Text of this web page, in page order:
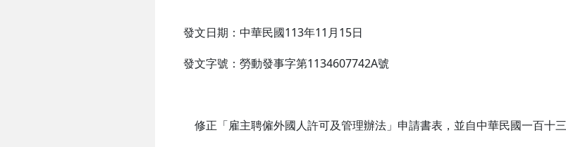
發文日期：中華民國113年11月15日
發文字號：勞動發事字第1134607742A號
修正「雇主聘僱外國人許可及管理辦法」申請書表，並自中華民國一百十三